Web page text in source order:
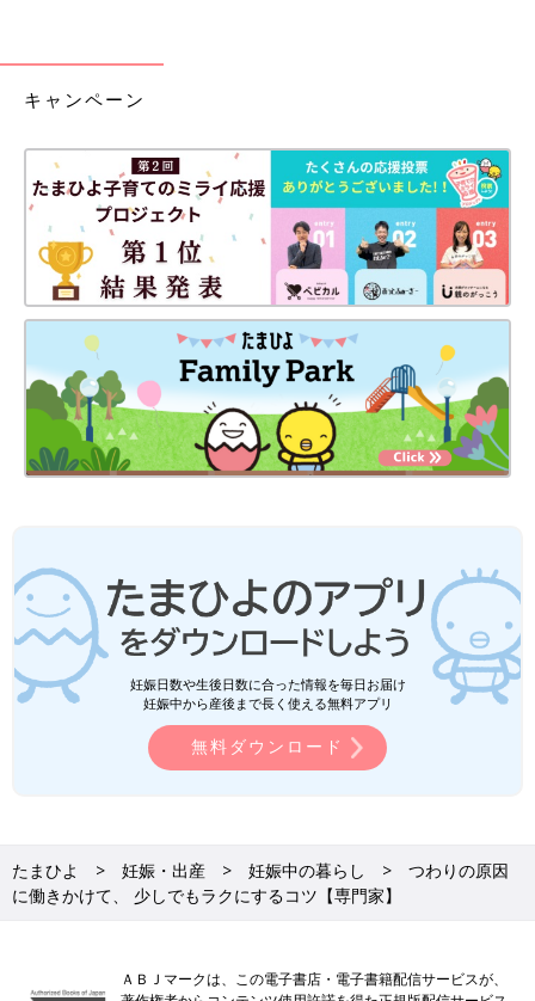
キャンペーン
妊娠日数や生後日数に合った情報を毎日お届け
妊娠中から産後まで長く使える無料アプリ
無料ダウンロード
たまひよ 妊娠・出産 妊娠中の暮らし
つわりの原因
に働きかけて、 少しでもラクにするコツ【専門家】
ＡＢＪマークは、この電子書店・電子書籍配信サービスが、